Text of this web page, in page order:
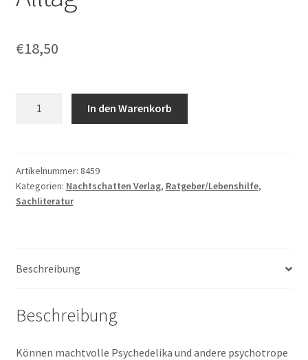
€18,50
dosierte
Psychedelika
im
In den Warenkorb
Artikelnummer: 8459
Kategorien: Nachtschatten Verlag, Ratgeber/Lebenshilfe,
Sachliteratur
Beschreibung
Beschreibung
Können machtvolle Psychedelika und andere psychotrope